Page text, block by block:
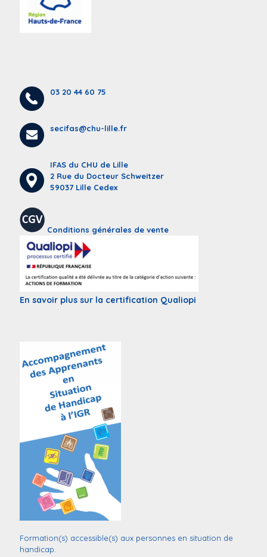
03 20 44 60 75
secifas@chu-lille.fr
IFAS du CHU de Lille
2 Rue du Docteur Schweitzer
59037 Lille Cedex
Conditions générales de vente
En savoir plus sur la certification Qualiopi
Formation(s) accessible(s) aux personnes en situation de
handicap.